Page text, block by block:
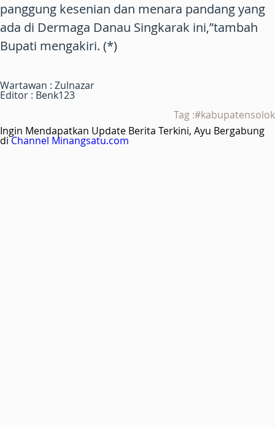
panggung kesenian dan menara pandang yang
ada di Dermaga Danau Singkarak ini,”tambah
Bupati mengakiri. (*)
Wartawan : Zulnazar
Editor : Benk123
Tag :#kabupatensolok
Ingin Mendapatkan Update Berita Terkini, Ayu Bergabung
diChannel Minangsatu.com